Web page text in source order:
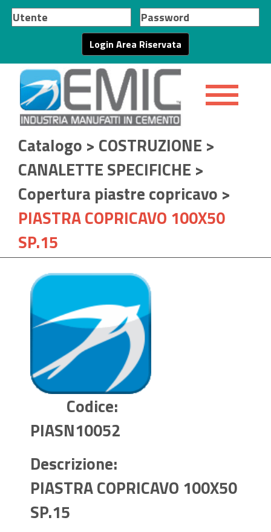
Catalogo > COSTRUZIONE >
CANALETTE SPECIFICHE >
Copertura piastre copricavo >
PIASTRA COPRICAVO 100X50
SP.15
Codice:
PIASN10052
Descrizione:
PIASTRA COPRICAVO 100X50
SP.15